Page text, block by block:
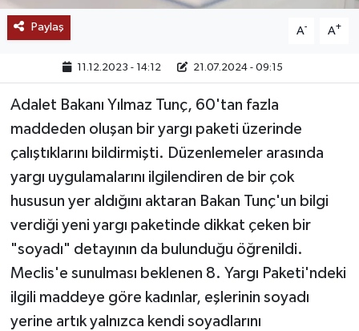
Paylaş A- A+
11.12.2023 - 14:12 21.07.2024 - 09:15
Adalet Bakanı Yılmaz Tunç, 60'tan fazla
maddeden oluşan bir yargı paketi üzerinde
çalıştıklarını bildirmişti. Düzenlemeler arasında
yargı uygulamalarını ilgilendiren de bir çok
hususun yer aldığını aktaran Bakan Tunç'un bilgi
verdiği yeni yargı paketinde dikkat çeken bir
"soyadı" detayının da bulunduğu öğrenildi.
Meclis'e sunulması beklenen 8. Yargı Paketi'ndeki
ilgili maddeye göre kadınlar, eşlerinin soyadı
yerine artık yalnızca kendi soyadlarını
POPÜLER
DÜNYA
TREND
OTOMOTİV
TEKNOLOJİ
YAŞAM
KÜLTÜR SANAT